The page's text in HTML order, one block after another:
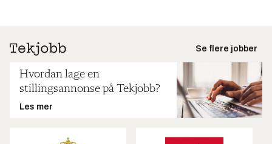
Se flere jobber
Hvordan lage en
stillingsannonse på Tekjobb?
Les mer